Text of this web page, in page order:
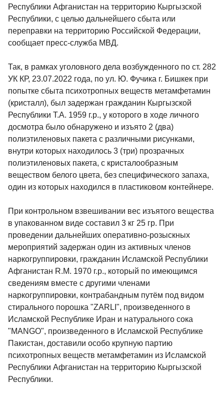
Республики Афганистан на территорию Кыргызской
Республики, с целью дальнейшего сбыта или
переправки на территорию Российской Федерации,
сообщает пресс-служба МВД.
Так, в рамках уголовного дела возбужденного по ст. 282
УК КР, 23.07.2022 года, по ул. Ю. Фучика г. Бишкек при
попытке сбыта психотропных веществ метамфетамин
(кристалл), был задержан гражданин Кыргызской
Республики Т.А. 1959 г.р., у которого в ходе личного
досмотра было обнаружено и изъято 2 (два)
полиэтиленовых пакета с различными рисунками,
внутри которых находилось 3 (три) прозрачных
полиэтиленовых пакета, с кристалообразным
веществом белого цвета, без специфического запаха,
один из которых находился в пластиковом контейнере.
При контрольном взвешивании вес изъятого вещества
в упакованном виде составил 3 кг 25 гр. При
проведении дальнейших оперативно-розыскных
мероприятий задержан один из активных членов
наркогруппировки, гражданин Исламской Республики
Афганистан R.M. 1970 г.р., который по имеющимся
сведениям вместе с другими членами
наркогруппировки, контрабандным путём под видом
стирального порошка "ZARLI", произведенного в
Исламской Республике Иран и натурального сока
"MANGO", произведенного в Исламской Республике
Пакистан, доставили особо крупную партию
психотропных веществ метамфетамин из Исламской
Республики Афганистан на территорию Кыргызской
Республики.